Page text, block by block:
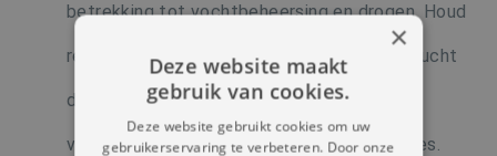
betrekking tot vochtbeheersing en drogen. Houd
rekening met zaken als het volume van de lucht
die moet worden gedroogd, de gewenste
vochtigheidsgraad en de omgevingscondities.
×
Deze website maakt
gebruik van cookies.
Deze website gebruikt cookies om uw
gebruikerservaring te verbeteren. Door onze